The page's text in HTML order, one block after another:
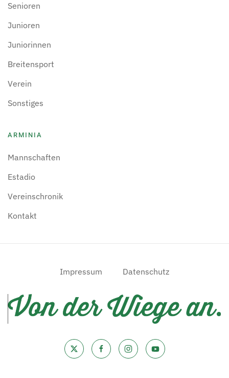
Senioren
Junioren
Juniorinnen
Breitensport
Verein
Sonstiges
ARMINIA
Mannschaften
Estadio
Vereinschronik
Kontakt
Impressum Datenschutz